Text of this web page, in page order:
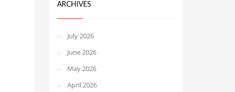
ARCHIVES
July 2026
June 2026
May 2026
April 2026